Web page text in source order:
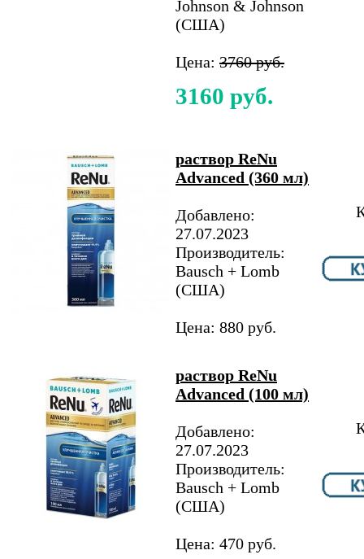
Johnson & Johnson
(США)
Цена: 3760 руб.
3160 руб.
раствор ReNu
Advanced (360 мл)
Добавлено:
27.07.2023
Производитель:
Bausch + Lomb
(США)
Цена: 880 руб.
раствор ReNu
Advanced (100 мл)
Добавлено:
27.07.2023
Производитель:
Bausch + Lomb
(США)
Цена: 470 руб.